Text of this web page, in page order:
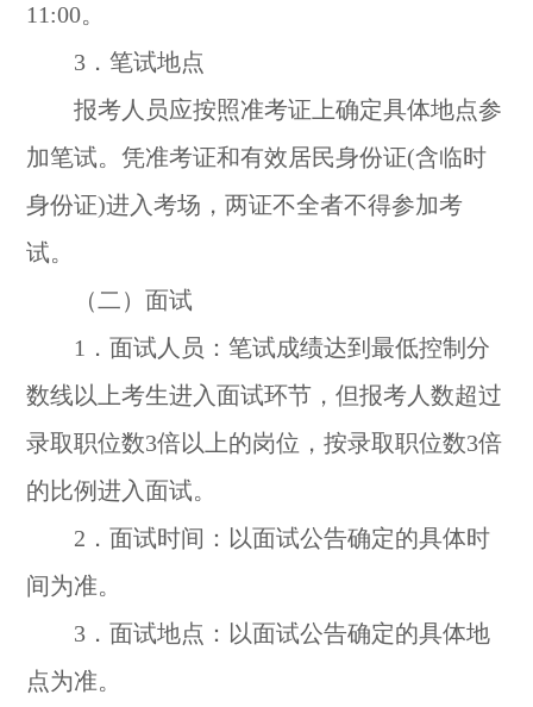
11:00。
3．笔试地点
报考人员应按照准考证上确定具体地点参
加笔试。凭准考证和有效居民身份证(含临时
身份证)进入考场，两证不全者不得参加考
试。
（二）面试
1．面试人员：笔试成绩达到最低控制分
数线以上考生进入面试环节，但报考人数超过
录取职位数3倍以上的岗位，按录取职位数3倍
的比例进入面试。
2．面试时间：以面试公告确定的具体时
间为准。
3．面试地点：以面试公告确定的具体地
点为准。